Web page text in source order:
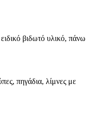
βιδωτό υλικό, πάνω
πηγάδια, λίμνες με